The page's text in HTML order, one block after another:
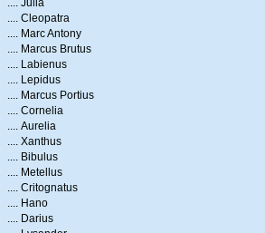
.... Julia
.... Cleopatra
.... Marc Antony
.... Marcus Brutus
.... Labienus
.... Lepidus
.... Marcus Portius
.... Cornelia
.... Aurelia
.... Xanthus
.... Bibulus
.... Metellus
.... Critognatus
.... Hano
.... Darius